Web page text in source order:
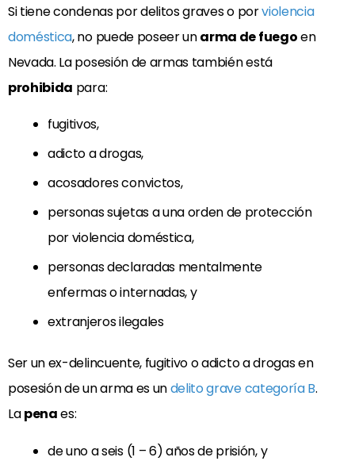
Si tiene condenas por delitos graves o porviolencia
doméstica, no puede poseer unarma de fuegoen
Nevada. La posesión de armas también está
prohibida para:
fugitivos,
adicto a drogas,
acosadores convictos,
personas sujetas a una orden de protección
por violencia doméstica,
personas declaradas mentalmente
enfermas o internadas, y
extranjeros ilegales
Ser un ex-delincuente, fugitivo o adicto a drogas en
posesión de un arma es undelito grave categoría B.
Lapenaes:
de uno a seis (1 – 6) años de prisión, y